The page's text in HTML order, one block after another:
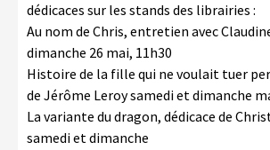
dédicaces sur les stands des librairies :
Au nom de Chris, entretien avec
dimanche 26 mai, 11h30
Histoire de la fille qui ne voulait tuer
de Jérôme Leroy samedi et dimanche
La variante du dragon, dédicace de
samedi et dimanche